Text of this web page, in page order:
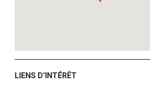
LIENS D'INTÉRÊT